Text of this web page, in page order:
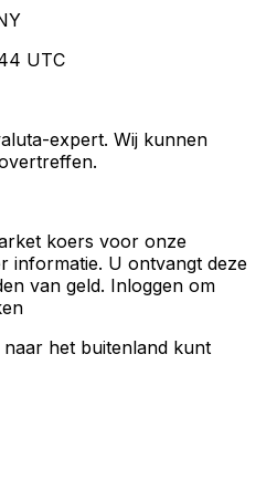
UTC
expert. Wij kunnen
koers voor onze
informatie. U ontvangt deze
van geld. Inloggen om
naar het buitenland kunt